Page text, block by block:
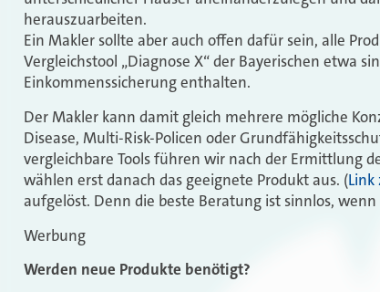
herauszuarbeiten.
Ein Makler sollte aber auch offen dafür sein, alle
Vergleichstool „Diagnose X“ der Bayerischen etwa
Einkommenssicherung enthalten.
Der Makler kann damit gleich mehrere mögliche
Disease, Multi-Risk-Policen oder
vergleichbare Tools führen wir nach der Ermittlung
wählen erst danach das geeignete Produkt aus. (
aufgelöst. Denn die beste Beratung ist sinnlos,
Werbung
Werden neue Produkte benötigt?